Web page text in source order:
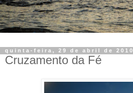
quinta-feira, 29 de abril de 2010
Cruzamento da Fé